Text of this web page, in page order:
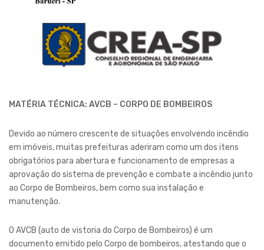
MATÉRIA TÉCNICA: AVCB – CORPO DE BOMBEIROS
Devido ao número crescente de situações envolvendo incêndio
em imóveis, muitas prefeituras aderiram como um dos itens
obrigatórios para abertura e funcionamento de empresas a
aprovação do sistema de prevenção e combate a incêndio junto
ao Corpo de Bombeiros, bem como sua instalação e
manutenção.
O AVCB (auto de vistoria do Corpo de Bombeiros) é um
documento emitido pelo Corpo de bombeiros, atestando que o